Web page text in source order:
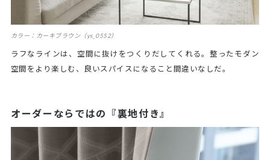
カラー：カーキブラウン（ys_0552）
ラフなラインは、空間に抜けをつくりだしてくれる。整ったモダン
空間をより楽しむ、良いスパイスになること間違いなしだ。
オーダーならではの『裏地付き』